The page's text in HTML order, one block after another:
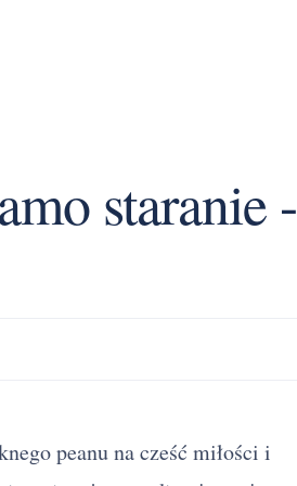
staranie -
peanu na cześć miłości i